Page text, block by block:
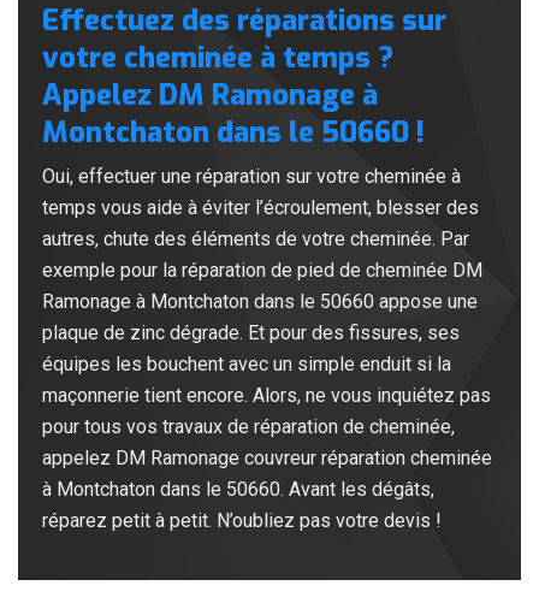
Effectuez des réparations sur
votre cheminée à temps ?
Appelez DM Ramonage à
Montchaton dans le 50660 !
Oui, effectuer une réparation sur votre cheminée à
temps vous aide à éviter l’écroulement, blesser des
autres, chute des éléments de votre cheminée. Par
exemple pour la réparation de pied de cheminée DM
Ramonage à Montchaton dans le 50660 appose une
plaque de zinc dégrade. Et pour des fissures, ses
équipes les bouchent avec un simple enduit si la
maçonnerie tient encore. Alors, ne vous inquiétez pas
pour tous vos travaux de réparation de cheminée,
appelez DM Ramonage couvreur réparation cheminée
à Montchaton dans le 50660. Avant les dégâts,
réparez petit à petit. N’oubliez pas votre devis !